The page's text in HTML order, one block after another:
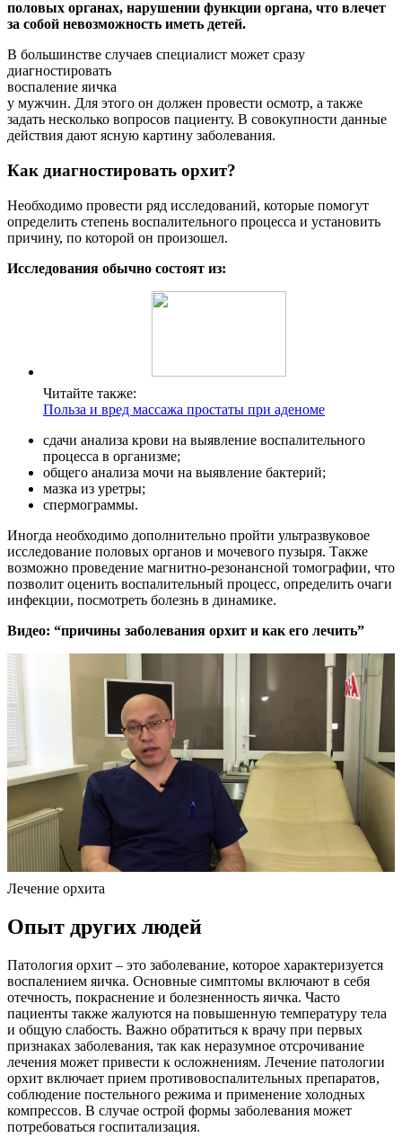
половых органах, нарушении функции органа, что влечет
за собой невозможность иметь детей.
В большинстве случаев специалист может сразу
диагностировать
воспаление яичка
у мужчин. Для этого он должен провести осмотр, а также
задать несколько вопросов пациенту. В совокупности данные
действия дают ясную картину заболевания.
Как диагностировать орхит?
Необходимо провести ряд исследований, которые помогут
определить степень воспалительного процесса и установить
причину, по которой он произошел.
Исследования обычно состоят из:
Читайте также:
Польза и вред массажа простаты при аденоме
сдачи анализа крови на выявление воспалительного
процесса в организме;
общего анализа мочи на выявление бактерий;
мазка из уретры;
спермограммы.
Иногда необходимо дополнительно пройти ультразвуковое
исследование половых органов и мочевого пузыря. Также
возможно проведение магнитно-резонансной томографии, что
позволит оценить воспалительный процесс, определить очаги
инфекции, посмотреть болезнь в динамике.
Видео: “причины заболевания орхит и как его лечить”
Лечение орхита
Опыт других людей
Патология орхит – это заболевание, которое характеризуется
воспалением яичка. Основные симптомы включают в себя
отечность, покраснение и болезненность яичка. Часто
пациенты также жалуются на повышенную температуру тела
и общую слабость. Важно обратиться к врачу при первых
признаках заболевания, так как неразумное отсрочивание
лечения может привести к осложнениям. Лечение патологии
орхит включает прием противовоспалительных препаратов,
соблюдение постельного режима и применение холодных
компрессов. В случае острой формы заболевания может
потребоваться госпитализация.